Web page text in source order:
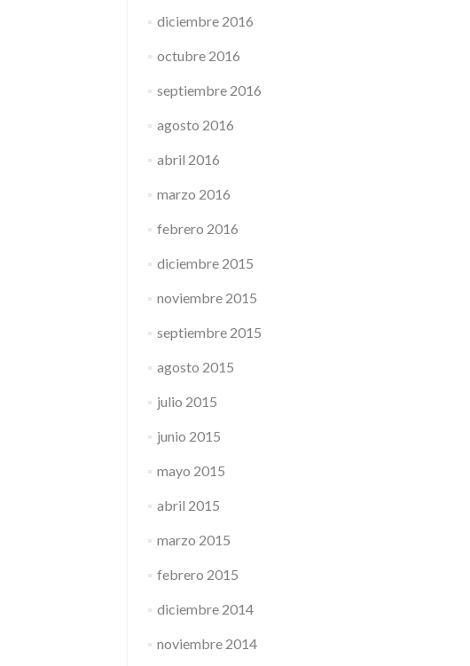
diciembre 2016
octubre 2016
septiembre 2016
agosto 2016
abril 2016
marzo 2016
febrero 2016
diciembre 2015
noviembre 2015
septiembre 2015
agosto 2015
julio 2015
junio 2015
mayo 2015
abril 2015
marzo 2015
febrero 2015
diciembre 2014
noviembre 2014